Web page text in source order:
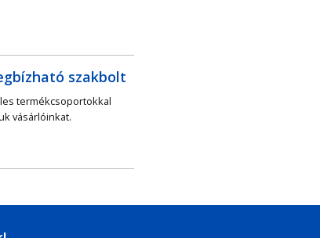
szakbolt
termékcsoportokkal
vásárlóinkat.